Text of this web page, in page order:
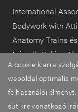
International
Bodywork with
Anatomy Trains
Németh Balázs
Fascia research
FMS és SFMA
Sport for Life
A cookie-k arra
weboldal optimális
felhasználói
sütikre vonatkozó